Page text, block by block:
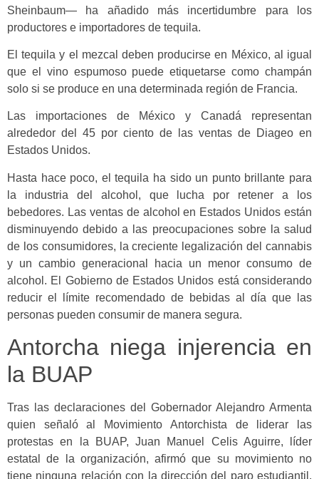
Sheinbaum— ha añadido más incertidumbre para los
productores e importadores de tequila.
El tequila y el mezcal deben producirse en México, al igual
que el vino espumoso puede etiquetarse como champán
solo si se produce en una determinada región de Francia.
Las importaciones de México y Canadá representan
alrededor del 45 por ciento de las ventas de Diageo en
Estados Unidos.
Hasta hace poco, el tequila ha sido un punto brillante para
la industria del alcohol, que lucha por retener a los
bebedores. Las ventas de alcohol en Estados Unidos están
disminuyendo debido a las preocupaciones sobre la salud
de los consumidores, la creciente legalización del cannabis
y un cambio generacional hacia un menor consumo de
alcohol. El Gobierno de Estados Unidos está considerando
reducir el límite recomendado de bebidas al día que las
personas pueden consumir de manera segura.
Antorcha niega injerencia en
la BUAP
Tras las declaraciones del Gobernador Alejandro Armenta
quien señaló al Movimiento Antorchista de liderar las
protestas en la BUAP, Juan Manuel Celis Aguirre, líder
estatal de la organización, afirmó que su movimiento no
tiene ninguna relación con la dirección del paro estudiantil.